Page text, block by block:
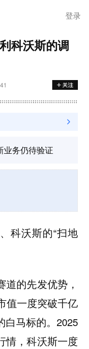
登录
科沃斯的调
业务仍待验证
科沃斯的“扫地
的先发优势，
值一度突破千亿
白马标的。2025
情，科沃斯一度